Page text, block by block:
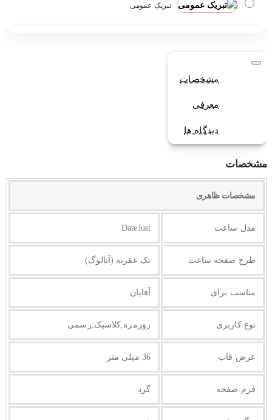
تبریک عمومی
مشخصات
معرفی
دیدگاه ها
مشخصات
مشخصات ظاهری
مدل ساعت DateJust
طرح صفحه ساعت تک عقربه (آنالوگ)
مناسب برای آقایان
نوع کاربری روزمره,کلاسیک,رسمی
عرض قاب 36 میلی متر
فرم صفحه گرد